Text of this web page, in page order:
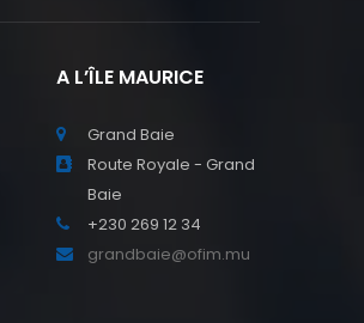
A L’ÎLE MAURICE
Grand Baie
Route Royale - Grand
Baie
+230 269 12 34
grandbaie@ofim.mu